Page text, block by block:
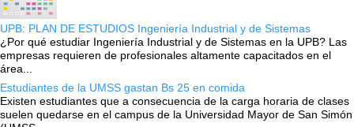
UPB: PLAN DE ESTUDIOS Ingeniería Industrial y de Sistemas
¿Por qué estudiar Ingeniería Industrial y de Sistemas en la UPB? Las
empresas requieren de profesionales altamente capacitados en el
área...
Estudiantes de la UMSS gastan Bs 25 en comida
Existen estudiantes que a consecuencia de la carga horaria de clases
suelen quedarse en el campus de la Universidad Mayor de San Simón